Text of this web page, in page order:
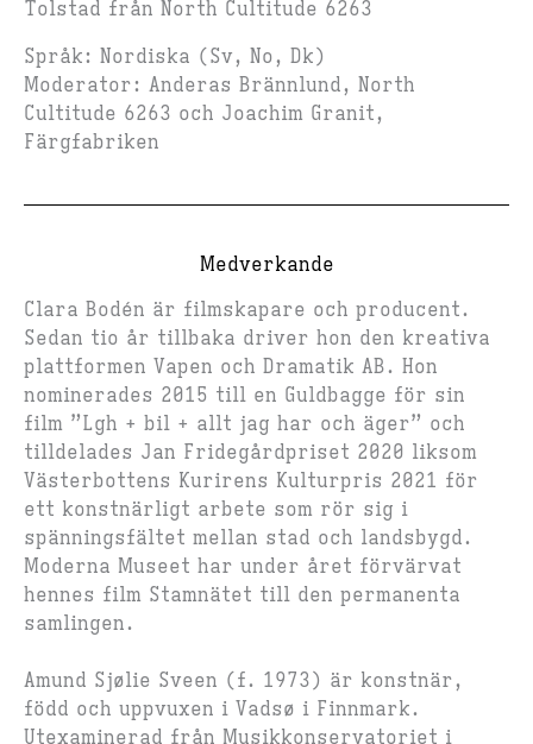
Tolstad från North Cultitude 6263
Språk: Nordiska (Sv, No, Dk)
Moderator: Anderas Brännlund, North
Cultitude 6263 och Joachim Granit,
Färgfabriken
Medverkande
Clara Bodén är filmskapare och producent.
Sedan tio år tillbaka driver hon den kreativa
plattformen Vapen och Dramatik AB. Hon
nominerades 2015 till en Guldbagge för sin
film ”Lgh + bil + allt jag har och äger” och
tilldelades Jan Fridegårdpriset 2020 liksom
Västerbottens Kurirens Kulturpris 2021 för
ett konstnärligt arbete som rör sig i
spänningsfältet mellan stad och landsbygd.
Moderna Museet har under året förvärvat
hennes film Stamnätet till den permanenta
samlingen.
Amund Sjølie Sveen (f. 1973) är konstnär,
född och uppvuxen i Vadsø i Finnmark.
Utexaminerad från Musikkonservatoriet i